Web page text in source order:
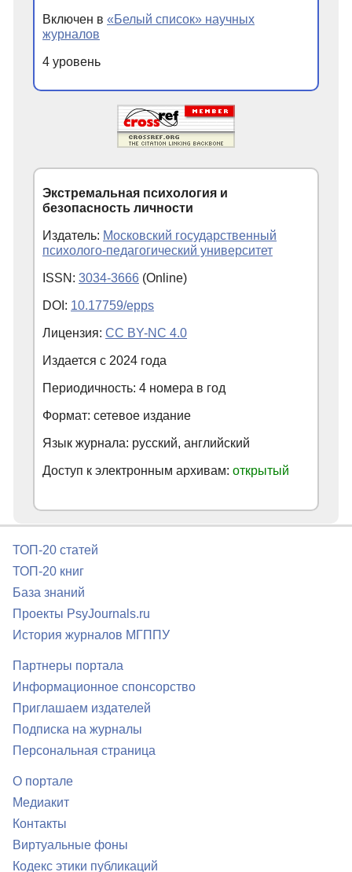
Включен в «Белый список» научных
журналов
4 уровень
Экстремальная психология и
безопасность личности
Издатель: Московский государственный
психолого-педагогический университет
ISSN: 3034-3666 (Online)
DOI: 10.17759/epps
Лицензия: CC BY-NC 4.0
Издается с 2024 года
Периодичность: 4 номера в год
Формат: сетевое издание
Язык журнала: русский, английский
Доступ к электронным архивам: открытый
ТОП-20 статей
ТОП-20 книг
База знаний
Проекты PsyJournals.ru
История журналов МГППУ
Партнеры портала
Информационное спонсорство
Приглашаем издателей
Подписка на журналы
Персональная страница
О портале
Медиакит
Контакты
Виртуальные фоны
Кодекс этики публикаций